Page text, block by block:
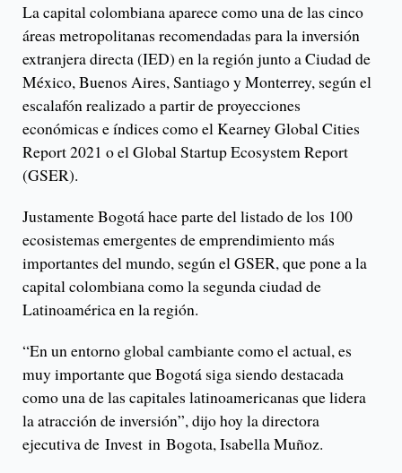
La capital colombiana aparece como una de las cinco
áreas metropolitanas recomendadas para la inversión
extranjera directa (IED) en la región junto a Ciudad de
México, Buenos Aires, Santiago y Monterrey, según el
escalafón realizado a partir de proyecciones
económicas e índices como el Kearney Global Cities
Report 2021 o el Global Startup Ecosystem Report
(GSER).
Justamente Bogotá hace parte del listado de los 100
ecosistemas emergentes de emprendimiento más
importantes del mundo, según el GSER, que pone a la
capital colombiana como la segunda ciudad de
Latinoamérica en la región.
“En un entorno global cambiante como el actual, es
muy importante que Bogotá siga siendo destacada
como una de las capitales latinoamericanas que lidera
la atracción de inversión”, dijo hoy la directora
ejecutiva de Invest in Bogota, Isabella Muñoz.